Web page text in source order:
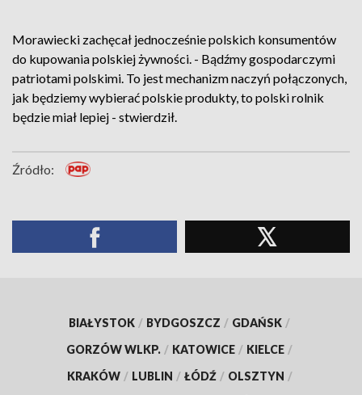
Morawiecki zachęcał jednocześnie polskich konsumentów
do kupowania polskiej żywności. - Bądźmy gospodarczymi
patriotami polskimi. To jest mechanizm naczyń połączonych,
jak będziemy wybierać polskie produkty, to polski rolnik
będzie miał lepiej - stwierdził.
Źródło:
BIAŁYSTOK / BYDGOSZCZ / GDAŃSK /
GORZÓW WLKP. / KATOWICE / KIELCE /
KRAKÓW / LUBLIN / ŁÓDŹ / OLSZTYN /